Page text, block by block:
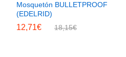
Mosquetón BULLETPROOF
(EDELRID)
12,71€ 18,15€